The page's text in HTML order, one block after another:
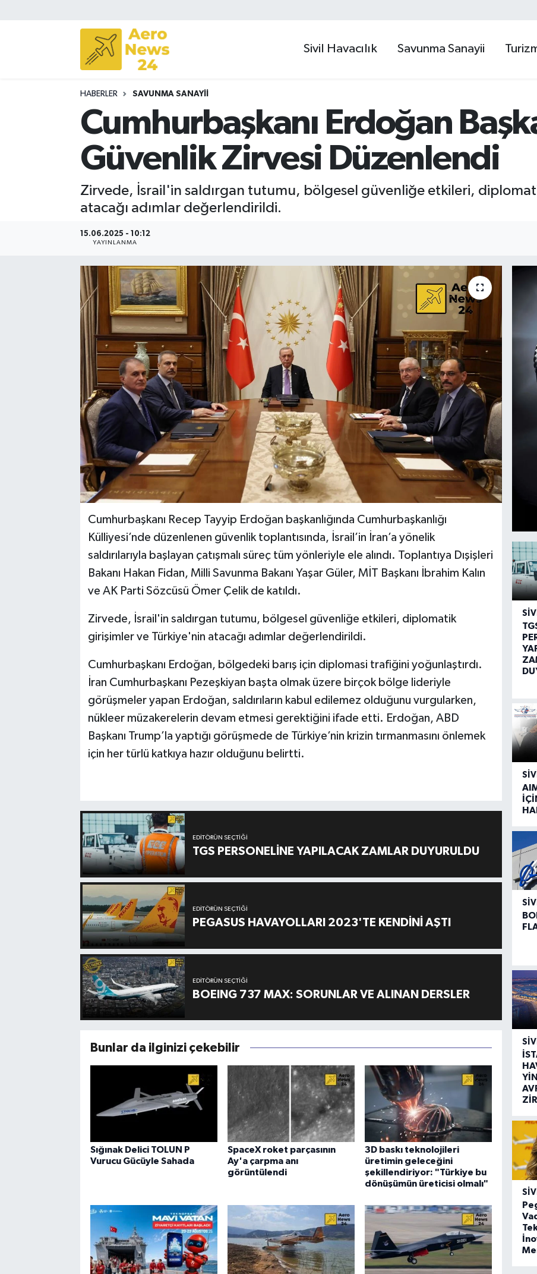
Sivil Havacılık Savunma Sanayii
HABERLER SAVUNMA SANAYII
Cumhurbaşkanı Erdoğan
Güvenlik Zirvesi Düzenlendi
Zirvede, İsrail'in saldırgan tutumu, bölgesel güvenliğe etkileri,
atacağı adımlar değerlendirildi.
15.06.2025 - 10:12
YAYINLANMA
Cumhurbaşkanı Recep Tayyip Erdoğan başkanlığında Cumhurbaşkanlığı
Külliyesi’nde düzenlenen güvenlik toplantısında, İsrail’in İran’a yönelik
saldırılarıyla başlayan çatışmalı süreç tüm yönleriyle ele alındı. Toplantıya Dışişleri
Bakanı Hakan Fidan, Milli Savunma Bakanı Yaşar Güler, MİT Başkanı İbrahim Kalın
ve AK Parti Sözcüsü Ömer Çelik de katıldı.
Zirvede, İsrail'in saldırgan tutumu, bölgesel güvenliğe etkileri, diplomatik
girişimler ve Türkiye'nin atacağı adımlar değerlendirildi.
Cumhurbaşkanı Erdoğan, bölgedeki barış için diplomasi trafiğini yoğunlaştırdı.
İran Cumhurbaşkanı Pezeşkiyan başta olmak üzere birçok bölge lideriyle
görüşmeler yapan Erdoğan, saldırıların kabul edilemez olduğunu vurgularken,
nükleer müzakerelerin devam etmesi gerektiğini ifade etti. Erdoğan, ABD
Başkanı Trump’la yaptığı görüşmede de Türkiye’nin krizin tırmanmasını önlemek
için her türlü katkıya hazır olduğunu belirtti.
EDITÖRÜN SEÇTIĞI
TGS PERSONELİNE YAPILACAK ZAMLAR DUYURULDU
EDITÖRÜN SEÇTIĞI
PEGASUS HAVAYOLLARI 2023'TE KENDİNİ AŞTI
EDITÖRÜN SEÇTIĞI
BOEING 737 MAX: SORUNLAR VE ALINAN DERSLER
Bunlar da ilginizi çekebilir
Sığınak Delici TOLUN P
Vurucu Gücüyle Sahada
SpaceX roket parçasının
Ay'a çarpma anı
görüntülendi
3D baskı teknolojileri
üretimin geleceğini
şekillendiriyor: "Türkiye bu
dönüşümün üreticisi olmalı"
Sivil Havacılık